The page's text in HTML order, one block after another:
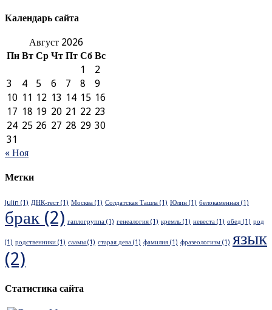
Календарь сайта
Август 2026
Пн Вт Ср Чт Пт Сб Вс
1
2
3
4 5 6 7 8
9
10 11 12 13 14 15 16
17 18 19 20 21 22 23
24 25 26 27 28 29 30
31
« Ноя
Метки
Julin (1) ДНК-тест (1) Москва (1) Солдатская Ташла (1) Юлин (1) белокаменная (1)
брак (2) гаплогруппа (1) генеалогия (1) кремль (1) невеста (1) обед (1) род
(1) родственники (1) саамы (1) старая дева (1) фамилия (1) фразеологизм (1) язык
(2)
Статистика сайта